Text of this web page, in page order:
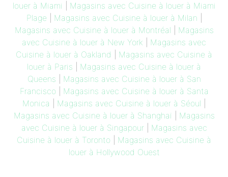
louer à Miami
Magasins avec Cuisine à louer à Miami
Plage
Magasins avec Cuisine à louer à Milan
Magasins avec Cuisine à louer à Montréal
Magasins
avec Cuisine à louer à New York
Magasins avec
Cuisine à louer à Oakland
Magasins avec Cuisine à
louer à Paris
Magasins avec Cuisine à louer à
Queens
Magasins avec Cuisine à louer à San
Francisco| Magasins avec Cuisine à louer à Santa
Monica
Magasins avec Cuisine à louer à Séoul
Magasins avec Cuisine à louer à Shanghaï
Magasins
avec Cuisine à louer à Singapour| Magasins avec
Cuisine à louer à Toronto
Magasins avec Cuisine à
louer à Hollywood Ouest